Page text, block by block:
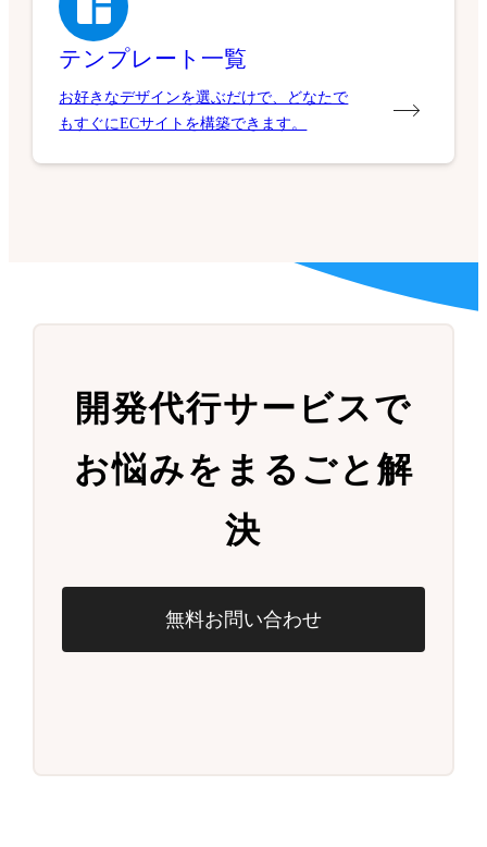
テンプレート一覧
お好きなデザインを選ぶだけで、どなたで
もすぐにECサイトを構築できます。
開発代行サービスで
お悩みをまるごと解
決
無料お問い合わせ